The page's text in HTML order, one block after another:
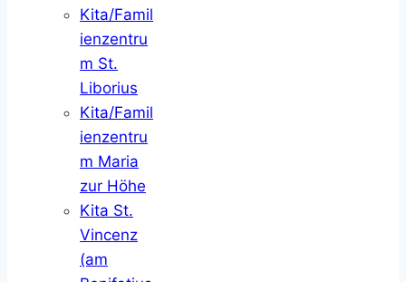
Kita/Famil
ienzentru
m St.
Liborius
Kita/Famil
ienzentru
m Maria
zur Höhe
Kita St.
Vincenz
(am